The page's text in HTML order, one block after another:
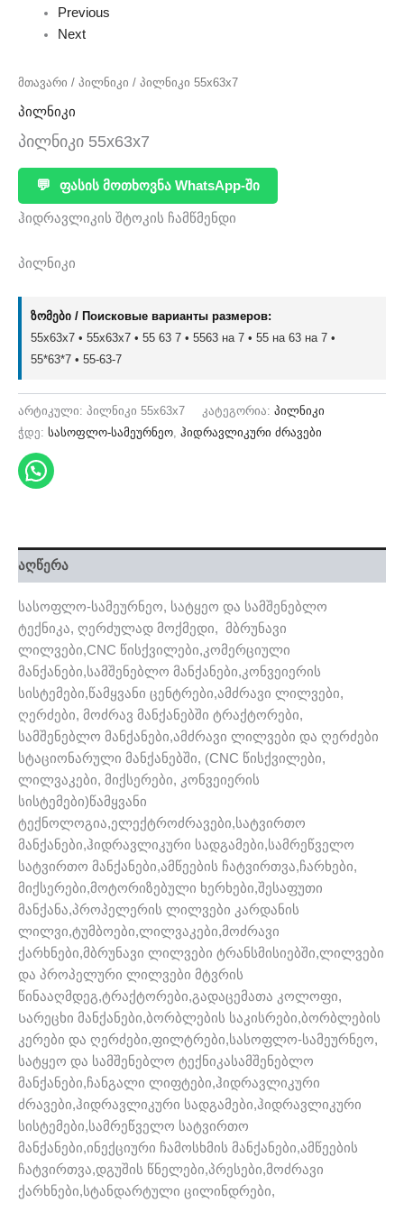
Previous
Next
მთავარი / პილნიკი / პილნიკი 55x63x7
პილნიკი
პილნიკი 55x63x7
💬 ფასის მოთხოვნა WhatsApp-ში
ჰიდრავლიკის შტოკის ჩამწმენდი
პილნიკი
ზომები / Поисковые варианты размеров:
55x63x7 • 55х63х7 • 55 63 7 • 5563 на 7 • 55 на 63 на 7 •
55*63*7 • 55-63-7
არტიკული: პილნიკი 55x63x7 კატეგორია: პილნიკი
ჭდე: სასოფლო-სამეურნეო ჰიდრავლიკური ძრავები
აღწერა
სასოფლო-სამეურნეო, სატყეო და სამშენებლო
ტექნიკა, ღერძულად მოქმედი, მბრუნავი
ლილვები,CNC წისქვილები,კომერციული
მანქანები,სამშენებლო მანქანები,კონვეიერის
სისტემები,წამყვანი ცენტრები,ამძრავი ლილვები,
ღერძები, მოძრავ მანქანებში ტრაქტორები,
სამშენებლო მანქანები,ამძრავი ლილვები და ღერძები
სტაციონარული მანქანებში, (CNC წისქვილები,
ლილვაკები, მიქსერები, კონვეიერის
სისტემები)წამყვანი
ტექნოლოგია,ელექტროძრავები,სატვირთო
მანქანები,ჰიდრავლიკური სადგამები,სამრეწველო
სატვირთო მანქანები,ამწეების ჩატვირთვა,ჩარხები,
მიქსერები,მოტორიზებული ხერხები,შესაფუთი
მანქანა,პროპელერის ლილვები კარდანის
ლილვი,ტუმბოები,ლილვაკები,მოძრავი
ქარხნები,მბრუნავი ლილვები ტრანსმისიებში,ლილვები
და პროპელური ლილვები მტვრის
წინააღმდეგ,ტრაქტორები,გადაცემათა კოლოფი,
Სარეცხი მანქანები,ბორბლების საკისრები,ბორბლების
კერები და ღერძები,ფილტრები,სასოფლო-სამეურნეო,
სატყეო და სამშენებლო ტექნიკასამშენებლო
მანქანები,ჩანგალი ლიფტები,ჰიდრავლიკური
ძრავები,ჰიდრავლიკური სადგამები,ჰიდრავლიკური
სისტემები,სამრეწველო სატვირთო
მანქანები,ინექციური ჩამოსხმის მანქანები,ამწეების
ჩატვირთვა,დგუშის წნელები,პრესები,მოძრავი
ქარხნები,სტანდარტული ცილინდრები,